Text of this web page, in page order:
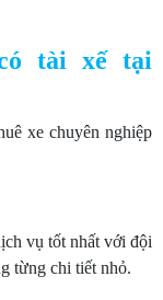
tài xế tại
xe chuyên nghiệp
vụ tốt nhất với đội
từng chi tiết nhỏ.